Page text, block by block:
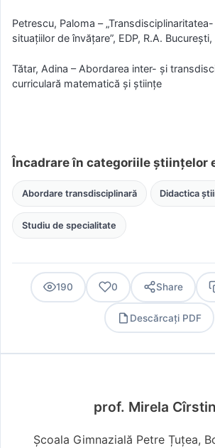
Petrescu, Paloma –
situaţiilor de învăţare”, EDP, R.A.
Tătar, Adina – Abordarea inter- şi
curriculară matematică şi ştiinţe
Încadrare în categoriile științelor
Abordare transdisciplinară Didactica
Studiu de specialitate
190 0 Share
Descărcați PDF
prof. Mirela
Școala Gimnazială Petre Țuțea,